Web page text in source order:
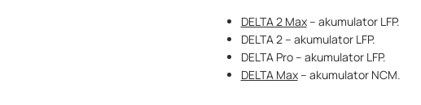
DELTA 2 Max– akumulator LFP.
DELTA 2 – akumulator LFP.
DELTA Pro – akumulator LFP.
DELTA Max– akumulator NCM.